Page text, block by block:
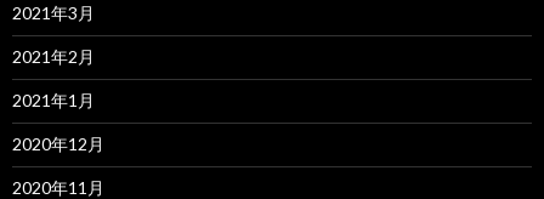
2021年3月
2021年2月
2021年1月
2020年12月
2020年11月